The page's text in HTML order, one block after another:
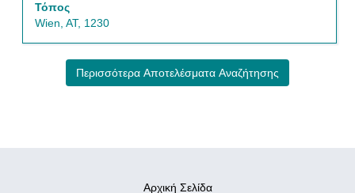
Τόπος
Wien, AT, 1230
τα
πλήρη
περιεχόμενα
στοιχείωνΠερισσότερα Αποτελέσματα Αναζήτησης
Αρχική Σελίδα